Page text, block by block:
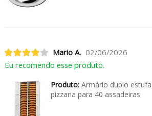
Mario A. 02/06/2026
Eu recomendo esse produto.
Produto:Armário duplo
pizzaria para 40 assadeiras